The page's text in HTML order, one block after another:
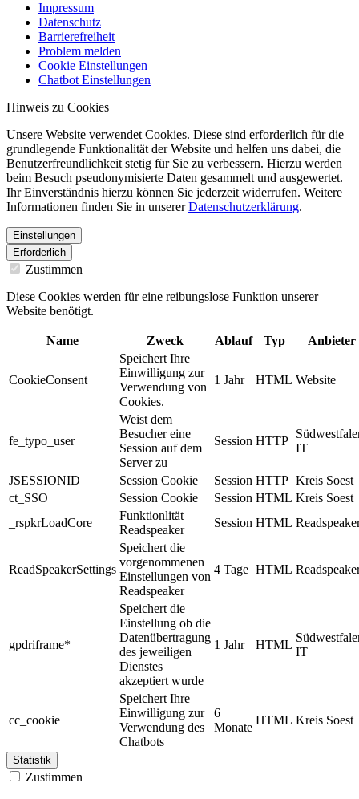
Impressum
Datenschutz
Barrierefreiheit
Problem melden
Cookie Einstellungen
Chatbot Einstellungen
Hinweis zu Cookies
Unsere Website verwendet Cookies. Diese sind erforderlich für die
grundlegende Funktionalität der Website und helfen uns dabei, die
Benutzerfreundlichkeit stetig für Sie zu verbessern. Hierzu werden
beim Besuch pseudonymisierte Daten gesammelt und ausgewertet.
Ihr Einverständnis hierzu können Sie jederzeit widerrufen. Weitere
Informationen finden Sie in unsererDatenschutzerklärung.
Einstellungen
Erforderlich
Zustimmen
Diese Cookies werden für eine reibungslose Funktion unserer
Website benötigt.
Name Zweck Ablauf Typ Anbieter
CookieConsent
Speichert Ihre
Einwilligung zur
Verwendung von
Cookies.
1 Jahr HTML Website
fe_typo_user
Weist dem
Besucher eine
Session auf dem
Server zu
Session HTTP
IT
JSESSIONID Session Cookie Session HTTP Kreis Soest
ct_SSO
Session Cookie Session HTML Kreis Soest
_rspkrLoadCore
Funktionlität
Readspeaker
Session HTML
ReadSpeakerSettings
Speichert die
vorgenommenen
Einstellungen von
Readspeaker
4 Tage HTML
gpdriframe*
Speichert die
Einstellung ob die
Datenübertragung
des jeweiligen
Dienstes
akzeptiert wurde
1 Jahr HTML
IT
cc_cookie
Speichert Ihre
Einwilligung zur
Verwendung des
Chatbots
6
Monate
HTML Kreis Soest
Statistik
Zustimmen